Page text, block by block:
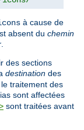
à cause de
absent du chemin
des sections
destination des
traitement des
sont affectées
sont traitées avant